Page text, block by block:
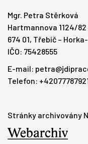
Mgr. Petra Stěrková
Hartmannova 1124/82
674 01, Třebíč –
IČO: 75428555
E-mail:
Telefon:
Stránky archivovány